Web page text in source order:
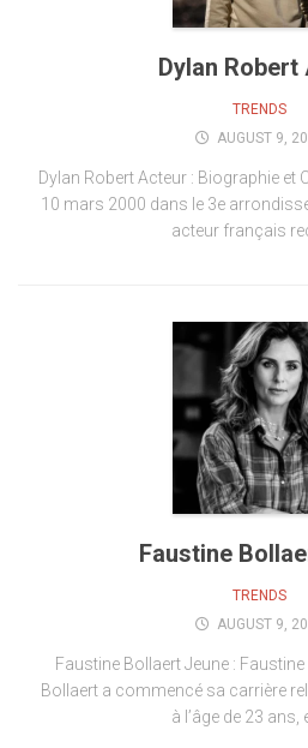
Dylan Robert
TRENDS
AUGUST 9,
Dylan Robert Acteur : Biographie et
10 mars 2000 dans le 3e
acteur français
Faustine
TRENDS
AUGUST 9,
Faustine Bollaert Jeune :
Bollaert a commencé sa carrière
à l’âge de 23 ans,